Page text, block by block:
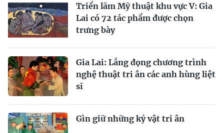
Triển lãm Mỹ thuật khu vực V: Gia
Lai có 72 tác phẩm được chọn
trưng bày
Gia Lai: Lắng đọng chương trình
nghệ thuật tri ân các anh hùng liệt
sĩ
Gìn giữ những kỷ vật tri ân